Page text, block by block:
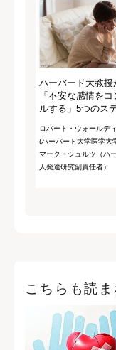
ハーバード大教授
「不安な感情を
ルする」5つのス
ロバート・ウォールデ
(ハーバード大学医学大
マーク・シュルツ（ハ
人発達研究副責任者）
こちらも読